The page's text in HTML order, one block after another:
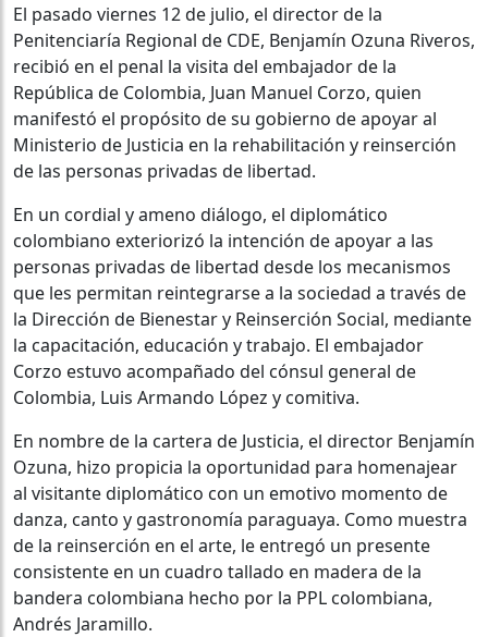
El pasado viernes 12 de julio, el director de la
Penitenciaría Regional de CDE, Benjamín Ozuna Riveros,
recibió en el penal la visita del embajador de la
República de Colombia, Juan Manuel Corzo, quien
manifestó el propósito de su gobierno de apoyar al
Ministerio de Justicia en la rehabilitación y reinserción
de las personas privadas de libertad.
En un cordial y ameno diálogo, el diplomático
colombiano exteriorizó la intención de apoyar a las
personas privadas de libertad desde los mecanismos
que les permitan reintegrarse a la sociedad a través de
la Dirección de Bienestar y Reinserción Social, mediante
la capacitación, educación y trabajo. El embajador
Corzo estuvo acompañado del cónsul general de
Colombia, Luis Armando López y comitiva.
En nombre de la cartera de Justicia, el director Benjamín
Ozuna, hizo propicia la oportunidad para homenajear
al visitante diplomático con un emotivo momento de
danza, canto y gastronomía paraguaya. Como muestra
de la reinserción en el arte, le entregó un presente
consistente en un cuadro tallado en madera de la
bandera colombiana hecho por la PPL colombiana,
Andrés Jaramillo.